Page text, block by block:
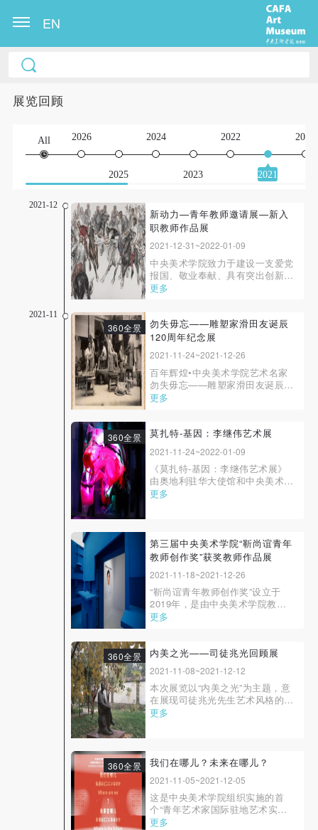
EN
展览回顾
All 2026
2025
2024
2023
2022
2021
2020
2021-12
新动力—青年教师邀请展—新入
职教师作品展
2021-12-31~2022-01-09
中央美术学院致力于建设一支爱党
报国、敬业奉献、具有突出创新能
力、为祖国文艺事业做出贡献的艺
新泉，是全新力量，学校精心培
养，个人不懈努力，在美院教书育
动力”展，不仅...
更多
2021-11
360全景
勿失毋忘——雕塑家滑田友诞辰
120周年纪念展
2021-11-24~2021-12-26
百年辉煌•中央美术学院艺术名家
勿失毋忘——雕塑家滑田友诞辰
120周年纪念展展览时间：2021年
幕时间：2021年11月24日上午
控要求，美术馆暂停对外开放期间
校内师生可正常参观2021年...
更多
360全景 莫扎特-基因：李继伟艺术展
2021-11-24~2022-01-09
《莫扎特-基因：李继伟艺术展》
由奥地利驻华大使馆和中央美术学
院主办，中央美术学院美术馆承
一，体现了中奥两国文化交流的最
新成果。此次参展艺术家李继伟与
中央美术学院...
更多
第三届中央美术学院“靳尚谊青年
教师创作奖”获奖教师作品展
2021-11-18~2021-12-26
“靳尚谊青年教师创作奖”设立于
2019年，是由中央美术学院教
授、原院长靳尚谊先生捐赠发起、
与国家重大题材艺术创作，打造精
升，助推学校一流师资队伍建设。
该奖项每年评选在...
更多
360全景 内美之光——司徒兆光回顾展
2021-11-08~2021-12-12
本次展览以“内美之光”为主题，意
在展现司徒兆光先生艺术风格的独
特性和艺术探索中纯净的人性之
术历程；展览共选取近200件作
品，从艺术创作、求师教学、美育
文献等角度全面地...
更多
360全景 我们在哪儿？未来在哪儿？
2021-11-05~2021-12-05
这是中央美术学院组织实施的首
个“青年艺术家国际驻地艺术实践
计划”，旨在为他们在当今国际艺
更多
快捷登录
手机号码
发送验证码
手机号码将作为您的登录账号
验证码
登录